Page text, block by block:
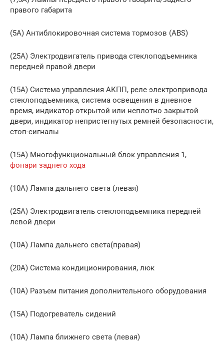
правого габарита
(5A) Антиблокировочная система тормозов (ABS)
(25A) Электродвигатель привода стеклоподъемника
передней правой двери
(15A) Система управления АКПП, реле электропривода
стеклоподъемника, система освещения в дневное
время, индикатор открытой или неплотно закрытой
двери, индикатор непристегнутых ремней безопасности,
стоп-сигналы
(15A) Многофункциональный блок управления 1,
фонари заднего хода
(10A) Лампа дальнего света (левая)
(25A) Электродвигатель стеклоподъемника передней
левой двери
(10A) Лампа дальнего света(правая)
(20A) Система кондиционирования, люк
(10A) Разъем питания дополнительного оборудования
(15A) Подогреватель сидений
(10A) Лампа ближнего света (левая)